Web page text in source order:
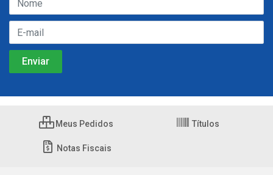
Meus Pedidos Títulos
Notas Fiscais